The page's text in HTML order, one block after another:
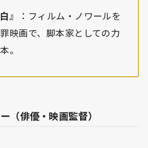
』
：フィルム・ノワールを
映画で、脚本家としての力
。
（俳優・映画監督）